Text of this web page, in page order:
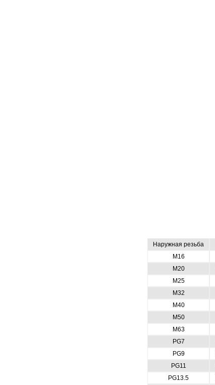
Наружная резьба
M16
M20
M25
M32
M40
M50
M63
PG7
PG9
PG11
PG13.5